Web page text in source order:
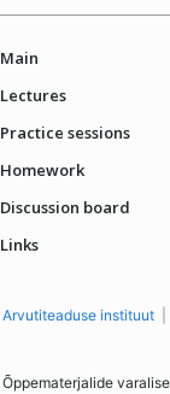
Main
Lectures
Practice sessions
Homework
Discussion board
Links
Arvutiteaduse instituut
Õppematerjalide